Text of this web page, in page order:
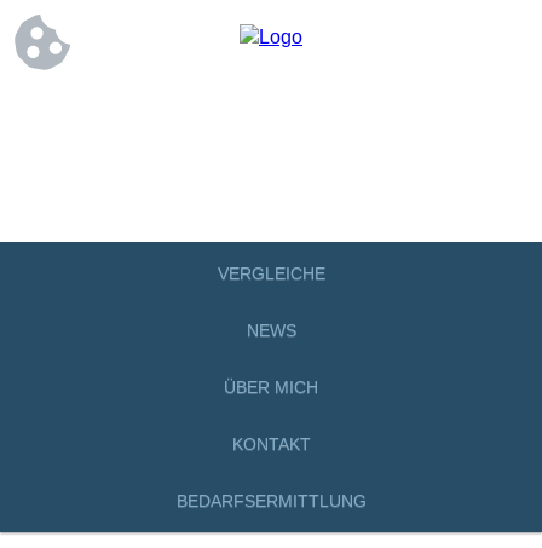
VERGLEICHE
NEWS
ÜBER MICH
KONTAKT
BEDARFSERMITTLUNG